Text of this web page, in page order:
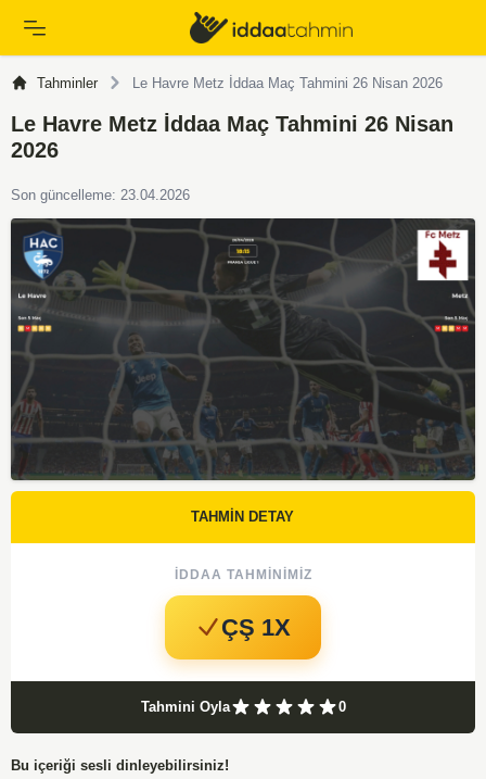
Tahminler Le Havre Metz İddaa Maç Tahmini 26 Nisan 2026
Le Havre Metz İddaa Maç Tahmini 26 Nisan
2026
Son güncelleme: 23.04.2026
TAHMİN DETAY
İDDAA TAHMINIMIZ
ÇŞ 1X
Tahmini Oyla 0
Bu içeriği sesli dinleyebilirsiniz!